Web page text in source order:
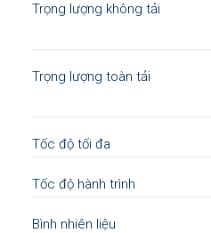
Trọng lượng không tải
Trọng lượng toàn tải
Tốc độ tối đa
Tốc độ hành trình
Bình nhiên liệu